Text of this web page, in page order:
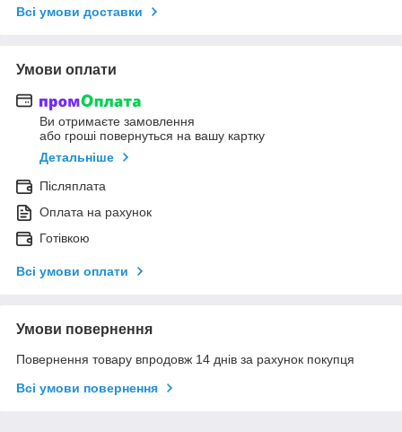
Всі умови доставки
Умови оплати
Ви отримаєте замовлення
або гроші повернуться на вашу картку
Детальніше
Післяплата
Оплата на рахунок
Готівкою
Всі умови оплати
Умови повернення
Повернення товару впродовж 14 днів за рахунок покупця
Всі умови повернення